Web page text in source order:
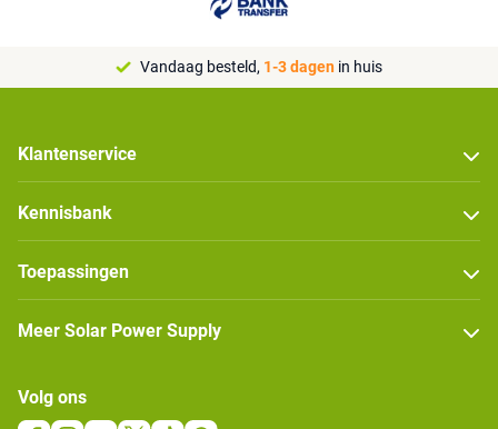
Vandaag besteld, 1-3 dagen in huis
Klantenservice
Kennisbank
Toepassingen
Meer Solar Power Supply
Volg ons